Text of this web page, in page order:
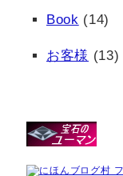
Book (14)
お客様 (13)